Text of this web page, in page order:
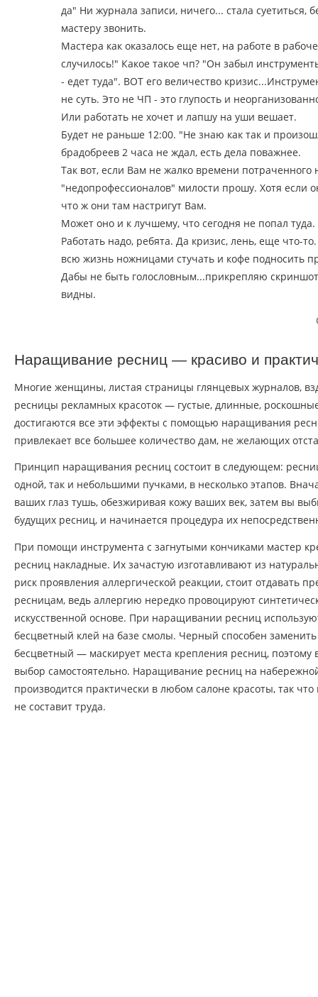
да" Ни журнала записи, ничего... стала суетиться,
мастеру звонить.
Мастера как оказалось еще нет, на работе в
случилось!" Какое такое чп? "Он забыл
- едет туда". ВОТ его величество
не суть. Это не ЧП - это глупость и
Или работать не хочет и лапшу на уши вешает.
Будет не раньше 12:00. "Не знаю как так и
брадобреев 2 часа не ждал, есть дела поважнее.
Так вот, если Вам не жалко времени потраченного
"недопрофессионалов" милости прошу. Хотя если
что ж они там настригут Вам.
Может оно и к лучшему, что сегодня не попал
Работать надо, ребята. Да кризис, лень, еще что-
всю жизнь ножницами стучать и кофе подносить
Дабы не быть голословным...прикрепляю
видны.
Наращивание ресниц — красиво и
Многие женщины, листая страницы глянцевых журналов,
ресницы рекламных красоток — густые, длинные,
достигаются все эти эффекты с помощью наращивания
привлекает все большее количество дам, не желающих
Принцип наращивания ресниц состоит в следующем:
одной, так и небольшими пучками, в несколько этапов.
ваших глаз тушь, обезжиривая кожу ваших век, затем вы
будущих ресниц, и начинается процедура их
При помощи инструмента с загнутыми кончиками мастер
ресниц накладные. Их зачастую изготавливают из
риск проявления аллергической реакции, стоит отдавать
ресницам, ведь аллергию нередко провоцируют
искусственной основе. При наращивании ресниц
бесцветный клей на базе смолы. Черный способен заменить
бесцветный — маскирует места крепления ресниц, поэтому
выбор самостоятельно. Наращивание ресниц на
производится практически в любом салоне красоты, так
не составит труда.